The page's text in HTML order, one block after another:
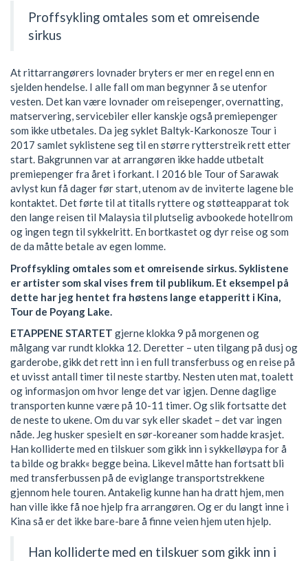
Proffsykling omtales som et omreisende
sirkus
At rittarrangørers lovnader bryters er mer en regel enn en
sjelden hendelse. I alle fall om man begynner å se utenfor
vesten. Det kan være lovnader om reisepenger, overnatting,
matservering, servicebiler eller kanskje også premiepenger
som ikke utbetales. Da jeg syklet Baltyk-Karkonosze Tour i
2017 samlet syklistene seg til en større rytterstreik rett etter
start. Bakgrunnen var at arrangøren ikke hadde utbetalt
premiepenger fra året i forkant. I 2016 ble Tour of Sarawak
avlyst kun få dager før start, utenom av de inviterte lagene ble
kontaktet. Det førte til at titalls ryttere og støtteapparat tok
den lange reisen til Malaysia til plutselig avbookede hotellrom
og ingen tegn til sykkelritt. En bortkastet og dyr reise og som
de da måtte betale av egen lomme.
Proffsykling omtales som et omreisende sirkus. Syklistene
er artister som skal vises frem til publikum. Et eksempel på
dette har jeg hentet fra høstens lange etapperitt i Kina,
Tour de Poyang Lake.
ETAPPENE STARTET gjerne klokka 9 på morgenen og
målgang var rundt klokka 12. Deretter – uten tilgang på dusj og
garderobe, gikk det rett inn i en full transferbuss og en reise på
et uvisst antall timer til neste startby. Nesten uten mat, toalett
og informasjon om hvor lenge det var igjen. Denne daglige
transporten kunne være på 10-11 timer. Og slik fortsatte det
de neste to ukene. Om du var syk eller skadet – det var ingen
nåde. Jeg husker spesielt en sør-koreaner som hadde krasjet.
Han kolliderte med en tilskuer som gikk inn i sykkelløypa for å
ta bilde og brakk« begge beina. Likevel måtte han fortsatt bli
med transferbussen på de eviglange transportstrekkene
gjennom hele touren. Antakelig kunne han ha dratt hjem, men
han ville ikke få noe hjelp fra arrangøren. Og er du langt inne i
Kina så er det ikke bare-bare å finne veien hjem uten hjelp.
Han kolliderte med en tilskuer som gikk inn i